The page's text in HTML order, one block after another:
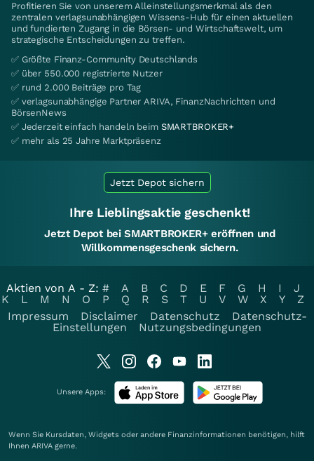
Profitieren Sie von unserem Alleinstellungsmerkmal als den
zentralen verlagsunabhängigen Wissens-Hub für einen aktuellen
und fundierten Zugang in die Börsen- und Wirtschaftswelt, um
strategische Entscheidungen zu treffen.
✅ Größte Finanz-Community Deutschlands
✅ über 550.000 registrierte Nutzer
✅ rund 2.000 Beiträge pro Tag
✅ verlagsunabhängige Partner ARIVA, FinanzNachrichten und
BörsenNews
✅ Jederzeit einfach handeln beim SMARTBROKER+
✅ mehr als 25 Jahre Marktpräsenz
Jetzt Depot sichern
Ihre Lieblingsaktie geschenkt!
Jetzt Depot bei SMARTBROKER+ eröffnen und
Willkommensgeschenk sichern.
Aktien von A - Z: # A B C D E F G H I
J
K
L M N O P Q R S T U V W X Y
Z
Impressum
Disclaimer Datenschutz
Datenschutz-
Einstellungen
Nutzungsbedingungen
Unsere Apps:
Wenn Sie Kursdaten, Widgets oder andere Finanzinformationen benötigen, hilft
Ihnen ARIVA gerne.